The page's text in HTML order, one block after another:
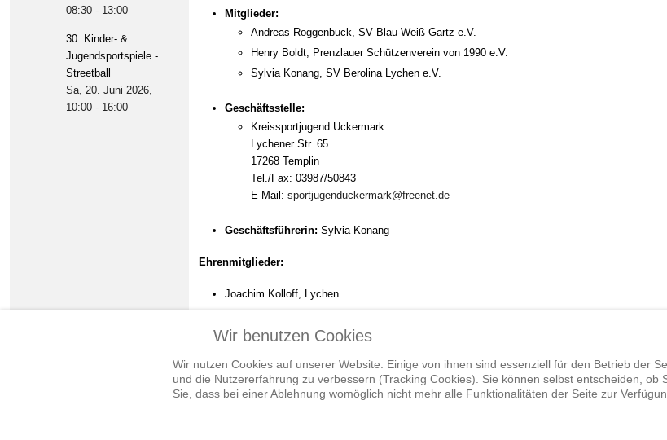
08:30- 13:00
30. Kinder- &
Jugendsportspiele -
Streetball
Sa, 20. Juni 2026,
10:00- 16:00
Mitglieder:
Andreas Roggenbuck, SV Blau-Weiß Gartz e.V.
Henry Boldt, Prenzlauer Schützenverein von 1990 e.V.
Sylvia Konang, SV Berolina Lychen e.V.
Geschäftsstelle:
Kreissportjugend Uckermark
Lychener Str. 65
17268 Templin
Tel./Fax: 03987/50843
E-Mail: sportjugenduckermark@freenet.de
Geschäftsführerin: Sylvia Konang
Ehrenmitglieder:
Joachim Kolloff, Lychen
Hans Elsner, Templin
Uwe Schwenke, Templin
Vorheriger Beitrag: Ehrungen
Zurück
Wir benutzen Cookies
Wir nutzen Cookies auf unserer Website. Einige von ihnen sind essenziell für den Betrieb der
und die Nutzererfahrung zu verbessern (Tracking Cookies). Sie können selbst entscheiden, ob
Sie, dass bei einer Ablehnung womöglich nicht mehr alle Funktionalitäten der Seite zur